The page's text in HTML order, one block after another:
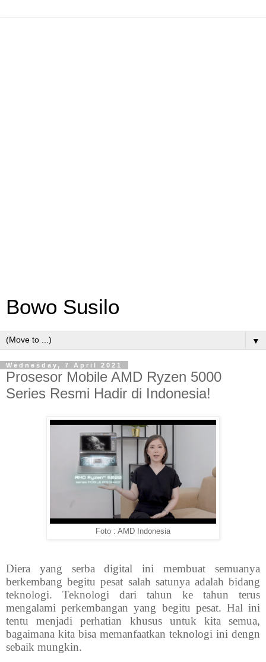
Bowo Susilo
▼
Wednesday, 7 April 2021
Prosesor Mobile AMD Ryzen 5000
Series Resmi Hadir di Indonesia!
Foto : AMD Indonesia
Diera yang serba digital ini membuat semuanya
berkembang begitu pesat salah satunya adalah bidang
teknologi. Teknologi dari tahun ke tahun terus
mengalami perkembangan yang begitu pesat. Hal ini
tentu menjadi perhatian khusus untuk kita semua,
bagaimana kita bisa memanfaatkan teknologi ini dengn
sebaik mungkin.